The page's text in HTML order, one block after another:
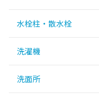
水栓柱・散水栓
洗濯機
洗面所